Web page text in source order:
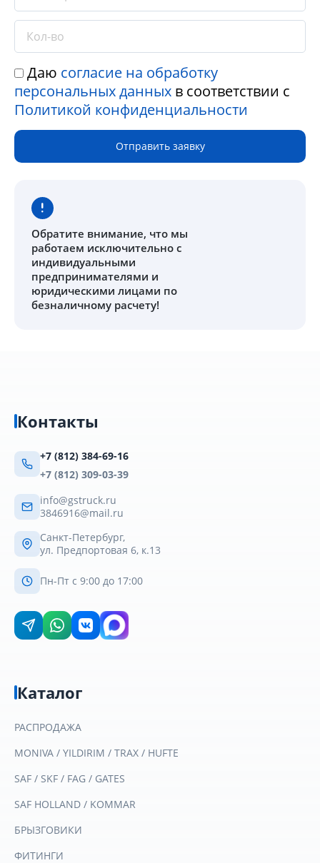
Даю согласие на обработку
персональных данных в соответствии с
Политикой конфиденциальности
Отправить заявку
Обратите внимание, что мы
работаем исключительно с
индивидуальными
предпринимателями и
юридическими лицами по
безналичному расчету!
Контакты
+7 (812) 384-69-16
+7 (812) 309-03-39
info@gstruck.ru
3846916@mail.ru
Санкт-Петербург,
ул. Предпортовая 6, к.13
Пн-Пт с 9:00 до 17:00
Каталог
РАСПРОДАЖА
MONIVA / YILDIRIM / TRAX / HUFTE
SAF / SKF / FAG / GATES
SAF HOLLAND / KOMMAR
БРЫЗГОВИКИ
ФИТИНГИ